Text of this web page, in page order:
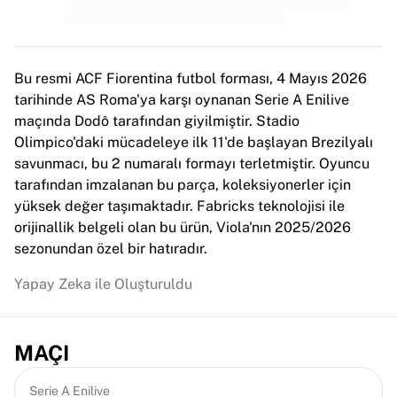
ABD kadın futbolu
NWSL
OL Lyonnes
Paris Saint-Germain Feminines
Arsenal WFC
Ülkeye göre göz atın
Basketbol
Öne çıkanlar
Charlotte Hornets
Chicago Bulls
LA Clippers
Virtus Bologna
Tüm basketbolu görüntüle
Öne çıkan NBA takımları
Charlotte Hornets
Bu resmi ACF Fiorentina futbol forması, 4 Mayıs 2026
tarihinde AS Roma'ya karşı oynanan Serie A Enilive
maçında Dodô tarafından giyilmiştir. Stadio
Olimpico'daki mücadeleye ilk 11'de başlayan Brezilyalı
savunmacı, bu 2 numaralı formayı terletmiştir. Oyuncu
tarafından imzalanan bu parça, koleksiyonerler için
yüksek değer taşımaktadır. Fabricks teknolojisi ile
orijinallik belgeli olan bu ürün, Viola'nın 2025/2026
sezonundan özel bir hatıradır.
Yapay Zeka ile Oluşturuldu
MAÇI
Serie A Enilive